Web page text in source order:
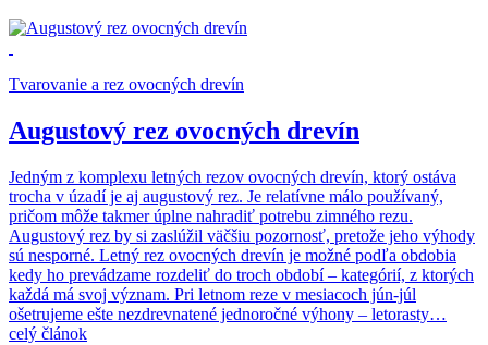
Tvarovanie a rez ovocných drevín
Augustový rez ovocných drevín
Jedným z komplexu letných rezov ovocných drevín, ktorý ostáva
trocha v úzadí je aj augustový rez. Je relatívne málo používaný,
pričom môže takmer úplne nahradiť potrebu zimného rezu.
Augustový rez by si zaslúžil väčšiu pozornosť, pretože jeho výhody
sú nesporné. Letný rez ovocných drevín je možné podľa obdobia
kedy ho prevádzame rozdeliť do troch období – kategórií, z ktorých
každá má svoj význam. Pri letnom reze v mesiacoch jún-júl
ošetrujeme ešte nezdrevnatené jednoročné výhony – letorasty…
celý článok